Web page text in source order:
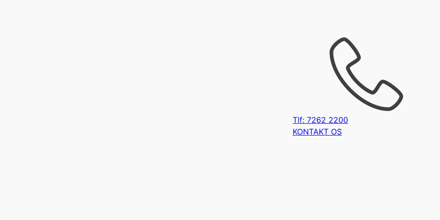
Tlf: 7262 2200
KONTAKT OS